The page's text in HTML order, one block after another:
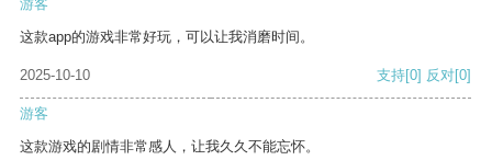
游客
这款app的游戏非常好玩，可以让我消磨时间。
2025-10-10 支持[0] 反对[0]
游客
这款游戏的剧情非常感人，让我久久不能忘怀。